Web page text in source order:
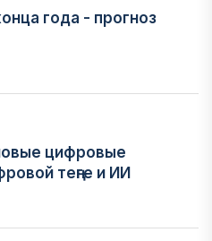
года - прогноз
цифровые
теңге и ИИ